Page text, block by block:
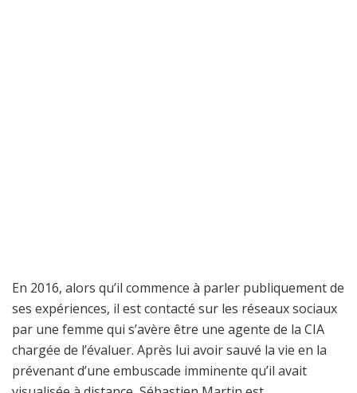
En 2016, alors qu’il commence à parler publiquement de
ses expériences, il est contacté sur les réseaux sociaux
par une femme qui s’avère être une agente de la CIA
chargée de l’évaluer. Après lui avoir sauvé la vie en la
prévenant d’une embuscade imminente qu’il avait